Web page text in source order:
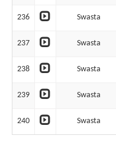
236 Swasta
237 Swasta
238 Swasta
239 Swasta
240 Swasta